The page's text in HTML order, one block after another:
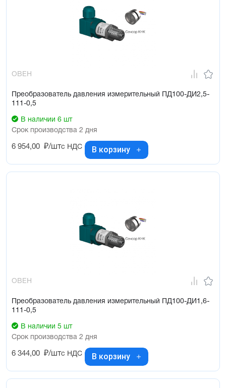
ОВЕН
Преобразователь давления измерительный ПД100-ДИ2,5-
111-0,5
В наличии 6 шт
Срок производства 2 дня
6 954,00 ₽/штс НДС В корзину
ОВЕН
Преобразователь давления измерительный ПД100-ДИ1,6-
111-0,5
В наличии 5 шт
Срок производства 2 дня
6 344,00 ₽/штс НДС В корзину